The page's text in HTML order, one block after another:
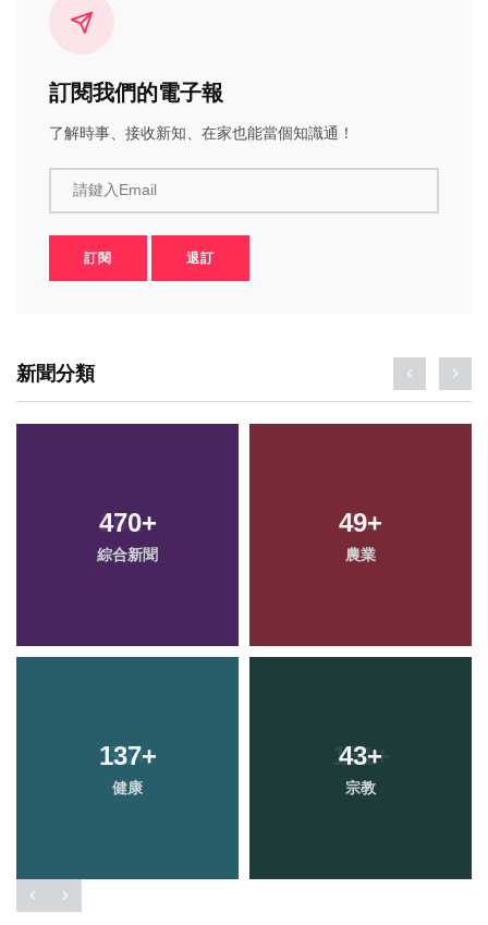
訂閱我們的電子報
了解時事、接收新知、在家也能當個知識通！
請鍵入Email
訂閱 退訂
新聞分類
470+
綜合新聞
49+
農業
137+
健康
43+
宗教